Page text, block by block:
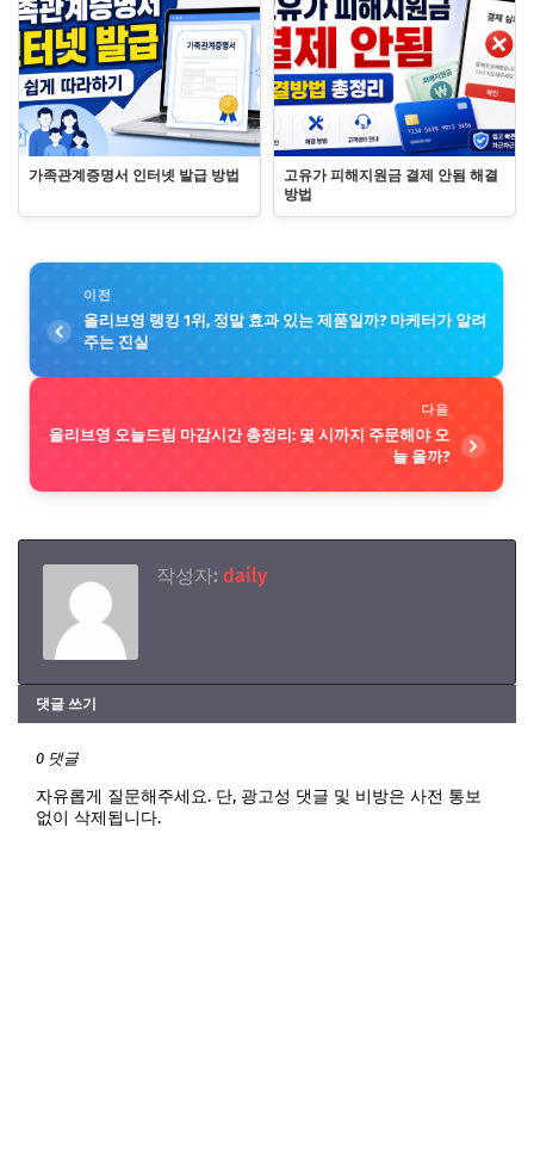
가족관계증명서 인터넷 발급 방법
고유가 피해지원금 결제 안됨 해결
방법
이전
올리브영 랭킹 1위, 정말 효과 있는 제품일까? 마케터가 알려
주는 진실
다음
올리브영 오늘드림 마감시간 총정리: 몇 시까지 주문해야 오
늘 올까?
작성자: daily
댓글 쓰기
0 댓글
자유롭게 질문해주세요. 단, 광고성 댓글 및 비방은 사전 통보
없이 삭제됩니다.